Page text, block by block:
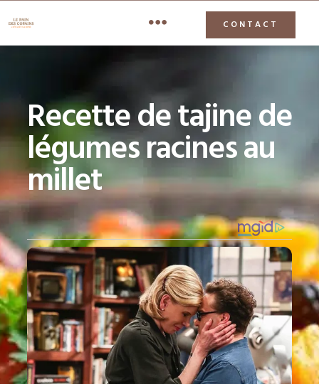
CONTACT
Recette de tajine de
légumes racines au
millet